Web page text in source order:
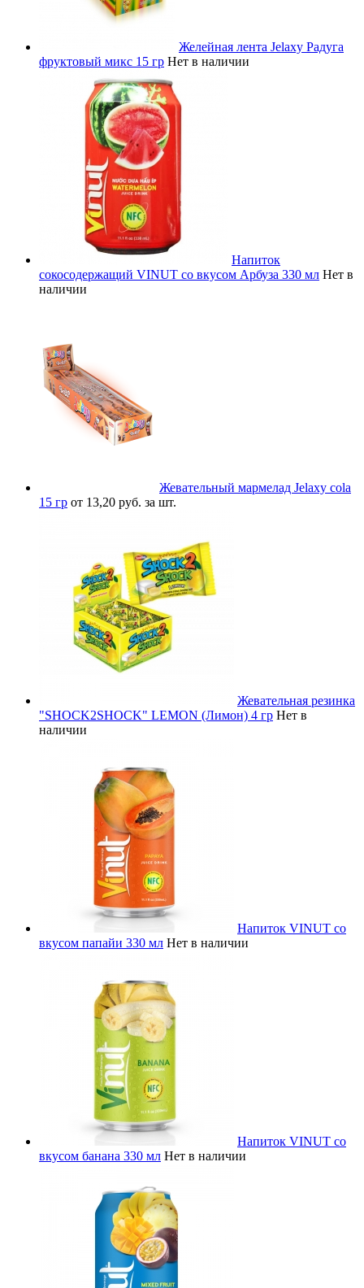
Желейная лента Jelaxy Радуга
фруктовый микс 15 гр Нет в наличии
Напиток
сокосодержащий VINUT со вкусом Арбуза 330 мл Нет в
наличии
Жевательный мармелад Jelaxy cola
15 гр от 13,20 руб. за шт.
Жевательная резинка
"SHOCK2SHOCK" LEMON (Лимон) 4 гр Нет в
наличии
Напиток VINUT со
вкусом папайи 330 мл Нет в наличии
Напиток VINUT со
вкусом банана 330 мл Нет в наличии